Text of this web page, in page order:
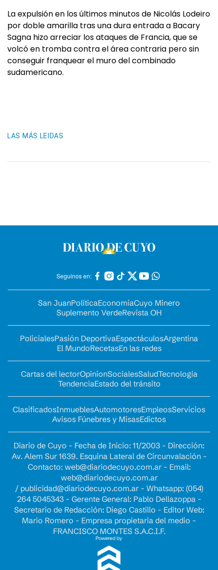
La expulsión en los últimos minutos de Nicolás Lodeiro
por doble amarilla tras una dura entrada a Bacary
Sagna hizo arreciar los ataques de Francia, que se
volcó en tromba contra el área contraria pero sin
conseguir franquear el muro del combinado
sudamericano.
LAS MÁS LEIDAS
Seguinos en:
San JuanPolíticaEconomíaCuyo Minero
Suplemento VerdeRevista OH
PolicialesPasión DeportivaEspectáculosArgentina
El MundoRecetasEn las redes
Cartas del lectorOpinionSocialesSaludTecnología
TendenciaEstado del tránsito
ClasificadosInmueblesAutomotoresEmpleosServicios
Avisos Fúnebres y MisasEdictos
Diario de Cuyo - Fecha de Inicio: 11/2003 - Dirección:
Av. Alem Sur 1639. Esquina Lateral de Circunvalación -
Contacto: web@diariodecuyo.com.ar- Email:
web@diariodecuyo.com.ar
/ publicidad@diariodecuyo.com.ar- Whatsapp: (054)
264 5045343 - Gerente General: Pablo Dellazoppa -
Secretario de Redacción: Diego Castillo - Editor Web:
Mario Romero - Empresa propietaria del medio -
FRANCISCO MONTES S.A.C.I.F.